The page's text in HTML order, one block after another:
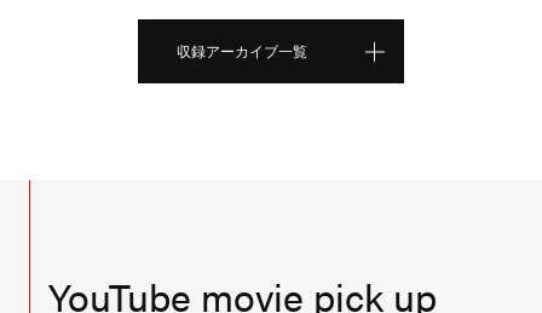
収録アーカイブ一覧
YouTube movie pick up